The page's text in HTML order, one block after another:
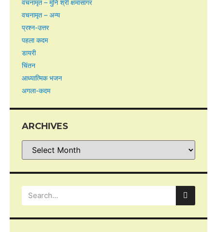
वचनामृत – मुनि श्री क्षमासागर
वचनामृत – अन्य
प्रश्न-उत्तर
पहला कदम
डायरी
चिंतन
आध्यात्मिक भजन
अगला-कदम
ARCHIVES